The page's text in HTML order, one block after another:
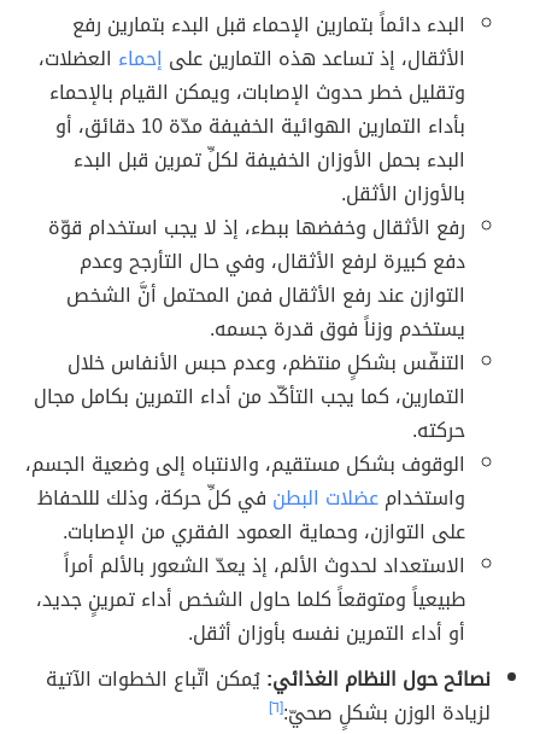
البدء دائماً بتمارين الإحماء قبل البدء بتمارين رفع
الأثقال، إذ تساعد هذه التمارين على إحماء العضلات،
وتقليل خطر حدوث الإصابات، ويمكن القيام بالإحماء
بأداء التمارين الهوائية الخفيفة مدّة 10 دقائق، أو
البدء بحمل الأوزان الخفيفة لكلِّ تمرين قبل البدء
بالأوزان الأثقل.
رفع الأثقال وخفضها ببطء، إذ لا يجب استخدام قوّة
دفع كبيرة لرفع الأثقال، وفي حال التأرجح وعدم
التوازن عند رفع الأثقال فمن المحتمل أنَّ الشخص
يستخدم وزناً فوق قدرة جسمه.
التنفّس بشكلٍ منتظم، وعدم حبس الأنفاس خلال
التمارين، كما يجب التأكّد من أداء التمرين بكامل مجال
حركته.
الوقوف بشكل مستقيم، والانتباه إلى وضعية الجسم،
واستخدامعضلات البطن في كلِّ حركة، وذلك لللحفاظ
على التوازن، وحماية العمود الفقري من الإصابات.
الاستعداد لحدوث الألم، إذ يعدّ الشعور بالألم أمراً
طبيعياً ومتوقعاً كلما حاول الشخص أداء تمرينٍ جديد،
أو أداء التمرين نفسه بأوزان أثقل.
نصائح حول النظام الغذائي:يُمكن اتّباع الخطوات الآتية
لزيادة الوزن بشكلٍ صحيّ:[٦]